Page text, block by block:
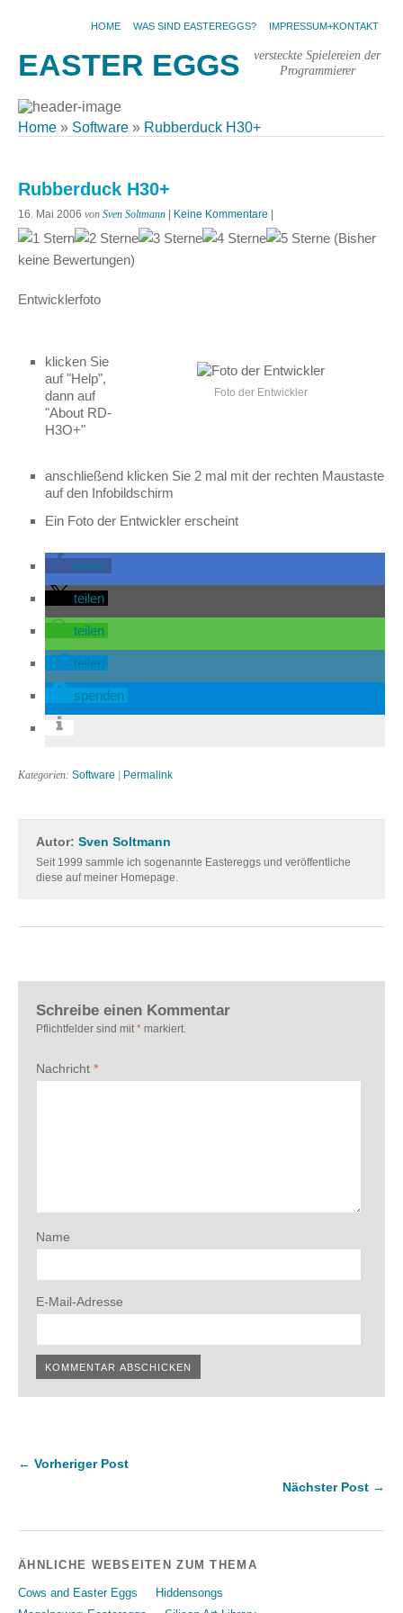
HOME WAS SIND EASTEREGGS? IMPRESSUM+KONTAKT
EASTER EGGS
versteckte Spielereien der
Programmierer
Home » Software » Rubberduck H30+
Rubberduck H30+
16. Mai 2006 von Sven Soltmann Keine Kommentare
(Bisher
keine Bewertungen)
Entwicklerfoto
Foto der Entwickler
klicken Sie
auf "Help",
dann auf
"About RD-
H3O+"
anschließend klicken Sie 2 mal mit der rechten Maustaste
auf den Infobildschirm
Ein Foto der Entwickler erscheint
teilen
teilen
teilen
teilen
spenden
Kategorien: Software Permalink
Autor: Sven Soltmann
Seit 1999 sammle ich sogenannte Eastereggs und veröffentliche
diese auf meiner Homepage.
Schreibe einen Kommentar
Pflichtfelder sind mit * markiert.
Nachricht *
Name
E-Mail-Adresse
← Vorheriger Post
Nächster Post →
ÄHNLICHE WEBSEITEN ZUM THEMA
Cows and Easter Eggs
Hiddensongs